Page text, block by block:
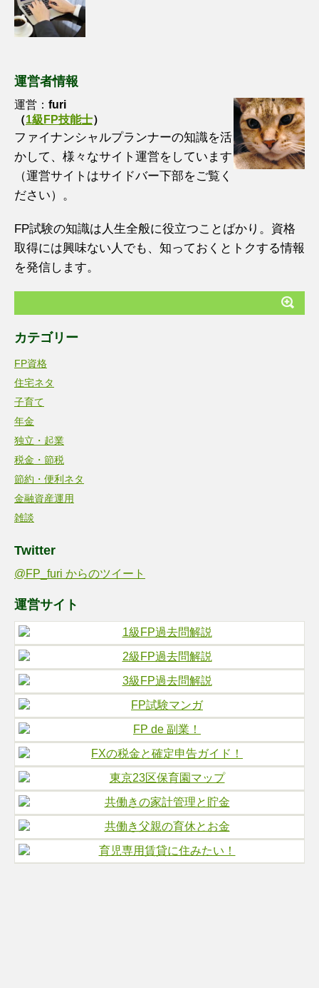
運営者情報
運営： furi
（1級FP技能士）
ファイナンシャルプランナーの知識を活
かして、様々なサイト運営をしています
（運営サイトはサイドバー下部をご覧く
ださい）。
FP試験の知識は人生全般に役立つことばかり。資格
取得には興味ない人でも、知っておくとトクする情報
を発信します。
カテゴリー
FP資格
住宅ネタ
子育て
年金
独立・起業
税金・節税
節約・便利ネタ
金融資産運用
雑談
Twitter
@FP_furi からのツイート
運営サイト